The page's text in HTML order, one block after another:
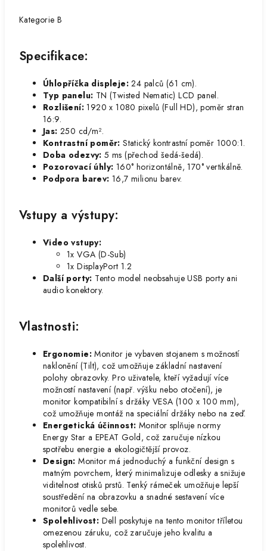
Kategorie B
Specifikace:
Úhlopříčka displeje: 24 palců (61 cm).
Typ panelu: TN (Twisted Nematic) LCD panel.
Rozlišení: 1920 x 1080 pixelů (Full HD), poměr stran
16:9.
Jas: 250 cd/m².
Kontrastní poměr: Statický kontrastní poměr 1000:1.
Doba odezvy: 5 ms (přechod šedá-šedá).
Pozorovací úhly: 160° horizontálně, 170° vertikálně.
Podpora barev: 16,7 milionu barev.
Vstupy a výstupy:
Video vstupy:
1x VGA (D-Sub)
1x DisplayPort 1.2
Další porty: Tento model neobsahuje USB porty ani
audio konektory.
Vlastnosti:
Ergonomie: Monitor je vybaven stojanem s možností
naklonění (Tilt), což umožňuje základní nastavení
polohy obrazovky. Pro uživatele, kteří vyžadují více
možností nastavení (např. výšku nebo otočení), je
monitor kompatibilní s držáky VESA (100 x 100 mm),
což umožňuje montáž na speciální držáky nebo na zeď.
Energetická účinnost: Monitor splňuje normy
Energy Star a EPEAT Gold, což zaručuje nízkou
spotřebu energie a ekologičtější provoz.
Design: Monitor má jednoduchý a funkční design s
matným povrchem, který minimalizuje odlesky a snižuje
viditelnost otisků prstů. Tenký rámeček umožňuje lepší
soustředění na obrazovku a snadné sestavení více
monitorů vedle sebe.
Spolehlivost: Dell poskytuje na tento monitor tříletou
omezenou záruku, což zaručuje jeho kvalitu a
spolehlivost.